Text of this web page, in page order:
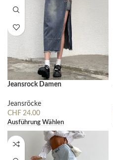
Jeansrock Damen
Jeansröcke
CHF 24.00
Ausführung Wählen